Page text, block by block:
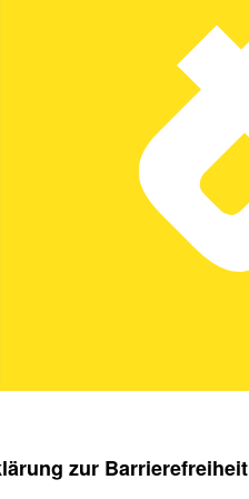
zur Barrierefreiheit